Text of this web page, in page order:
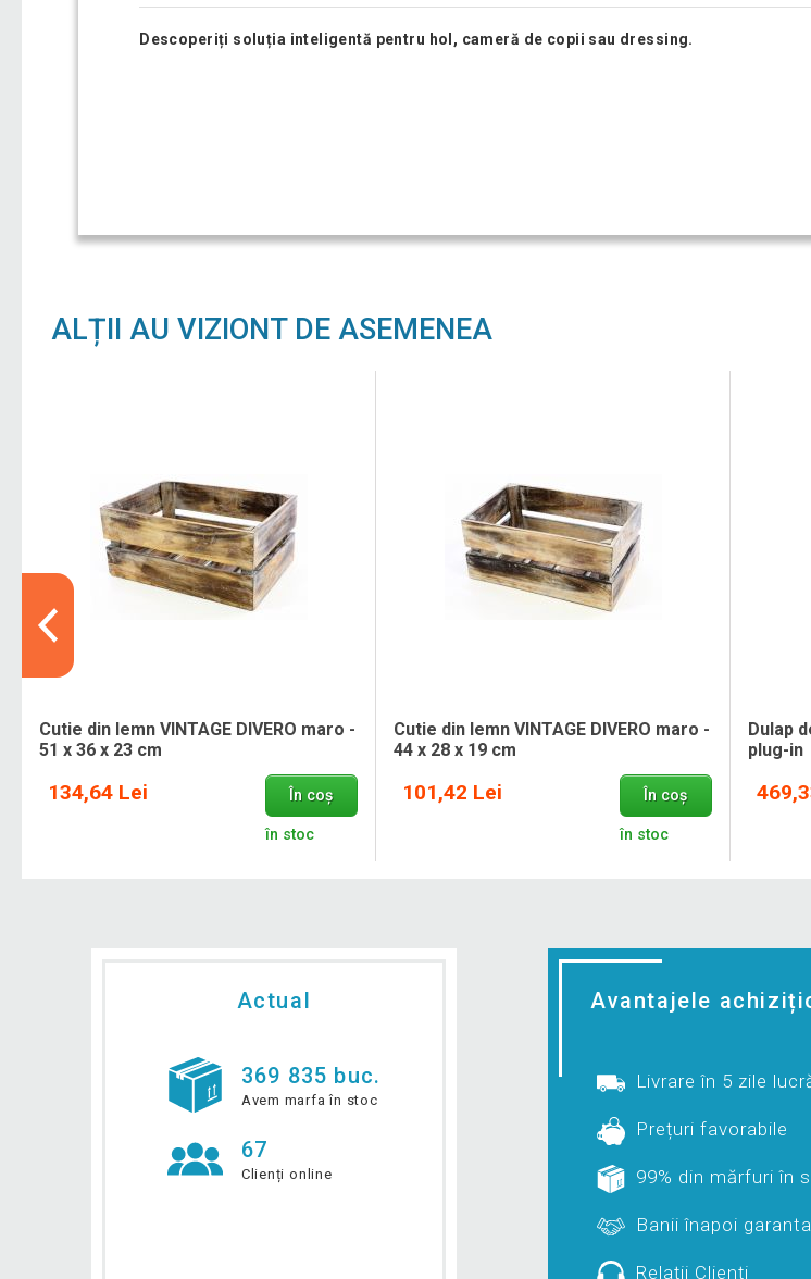
Descoperiți soluția inteligentă pentru hol, cameră de copii sau dressing.
ALȚII AU VIZIONT DE ASEMENEA
Cutie din lemn VINTAGE DIVERO maro -
51 x 36 x 23 cm
134,64 Lei În coș
în stoc
Cutie din lemn VINTAGE DIVERO maro -
44 x 28 x 19 cm
101,42 Lei În coș
în stoc
Dulap
plug-in
Actual
369 835 buc.
Avem marfa în stoc
67
Clienți online
Avantajele
Livrare în 5 zile
Prețuri favorabile
99% din mărfuri în
Banii înapoi
Relații Clienți